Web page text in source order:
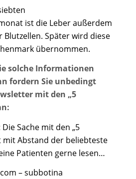
ist die Leber außerdem
Später wird diese
übernommen.
solche Informationen
fordern Sie unbedingt
mit den „5
Sache mit den „5
Abstand der beliebteste
Patienten gerne lesen…
– subbotina